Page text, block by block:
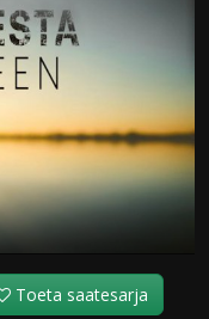
Toeta saatesarja